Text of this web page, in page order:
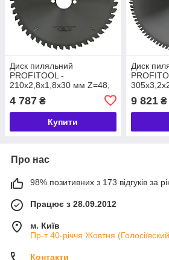
Диск пиляльний
PROFITOOL -
210х2,8х1,8х30 мм Z=48,
Wneg (ATBneg) (2121008)
4 787 ₴
Купити
Диск
Wneg
9 821₴
Про нас
98% позитивних з 173 відгуків за
Працює з 28.09.2012
м. Київ
Пр-т 40-річчя Жовтня
Контакти